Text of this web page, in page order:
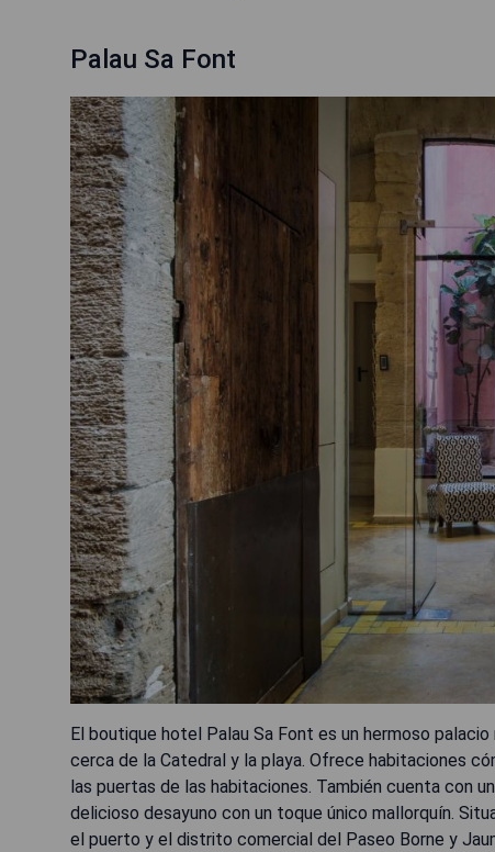
Palau Sa Font
El boutique hotel Palau Sa Font es un hermoso
cerca de la Catedral y la playa. Ofrece habitaciones
las puertas de las habitaciones. También cuenta con
delicioso desayuno con un toque único mallorquín.
el puerto y el distrito comercial del Paseo Borne y